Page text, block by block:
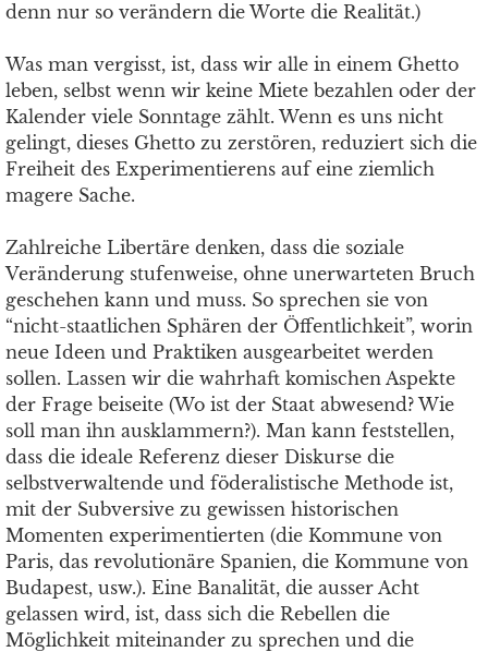
denn nur so verändern die Worte die Realität.)
Was man vergisst, ist, dass wir alle in einem Ghetto
leben, selbst wenn wir keine Miete bezahlen oder der
Kalender viele Sonntage zählt. Wenn es uns nicht
gelingt, dieses Ghetto zu zerstören, reduziert sich die
Freiheit des Experimentierens auf eine ziemlich
magere Sache.
Zahlreiche Libertäre denken, dass die soziale
Veränderung stufenweise, ohne unerwarteten Bruch
geschehen kann und muss. So sprechen sie von
“nicht-staatlichen Sphären der Öffentlichkeit”, worin
neue Ideen und Praktiken ausgearbeitet werden
sollen. Lassen wir die wahrhaft komischen Aspekte
der Frage beiseite (Wo ist der Staat abwesend? Wie
soll man ihn ausklammern?). Man kann feststellen,
dass die ideale Referenz dieser Diskurse die
selbstverwaltende und föderalistische Methode ist,
mit der Subversive zu gewissen historischen
Momenten experimentierten (die Kommune von
Paris, das revolutionäre Spanien, die Kommune von
Budapest, usw.). Eine Banalität, die ausser Acht
gelassen wird, ist, dass sich die Rebellen die
Möglichkeit miteinander zu sprechen und die